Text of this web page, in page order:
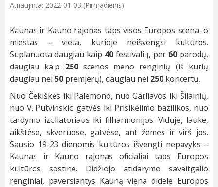
Atnaujinta: 2022-01-03 (Pirmadienis)
Kaunas ir Kauno rajonas taps visos Europos scena, o
miestas – vieta, kurioje neišvengsi kultūros.
Suplanuota daugiau kaip 40 festivalių, per 60 parodų,
daugiau kaip 250scenos meno renginių (iš kurių
daugiau nei 50 premjerų), daugiau nei 250 koncertų.
Nuo Čekiškės iki Palemono, nuo Garliavos iki Šilainių,
nuo V. Putvinskio gatvės iki Prisikėlimo bazilikos, nuo
tardymo izoliatoriaus iki filharmonijos. Viduje, lauke,
aikštėse, skveruose, gatvėse, ant žemės ir virš jos.
Sausio 19-23 dienomis kultūros išvengti nepavyks –
Kaunas ir Kauno rajonas oficialiai taps Europos
kultūros sostine. Didžiojo atidarymo savaitgalio
renginiai, paversiantys Kauną viena didele Europos